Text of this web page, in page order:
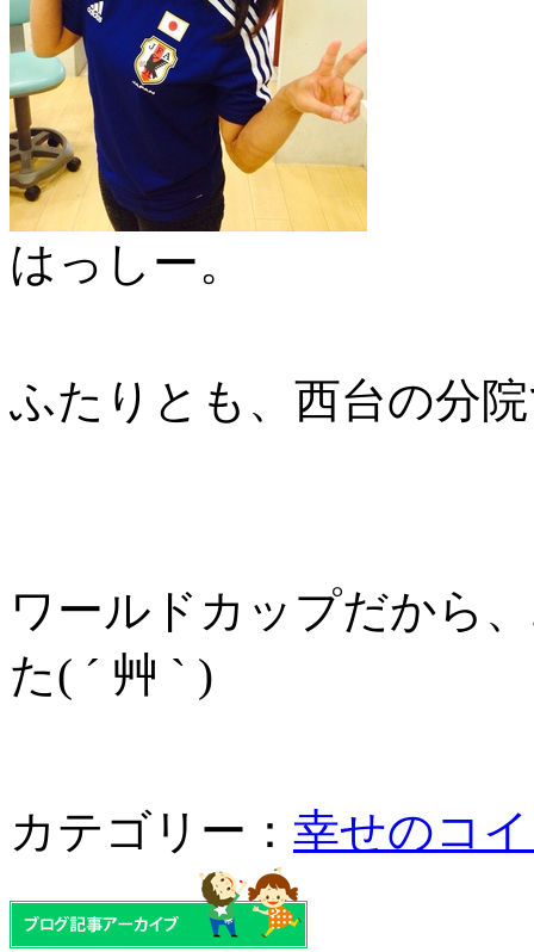
はっしー。
ふたりとも、西台の分
ワールドカップだから
た( ´ 艸 ` )
カテゴリー： 幸せのコ